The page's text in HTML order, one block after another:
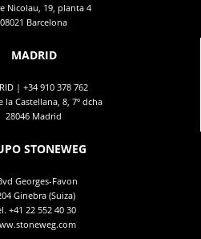
Nicolau, 19, planta 4
08021 Barcelona
MADRID
| +34 910 378 762
la Castellana, 8, 7º dcha
28046 Madrid
STONEWEG
Georges-Favon
Ginebra (Suiza)
+41 22 552 40 30